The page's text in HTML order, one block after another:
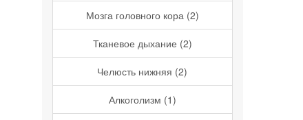
Мозга головного кора (2)
Тканевое дыхание (2)
Челюсть нижняя (2)
Алкоголизм (1)